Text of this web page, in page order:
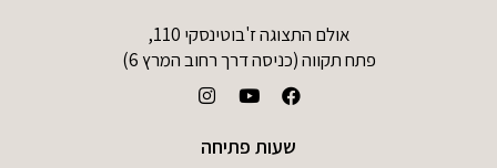
אולם התצוגה ז'בוטינסקי 110,
פתח תקווה (כניסה דרך רחוב המרץ 6)
שעות פתיחה